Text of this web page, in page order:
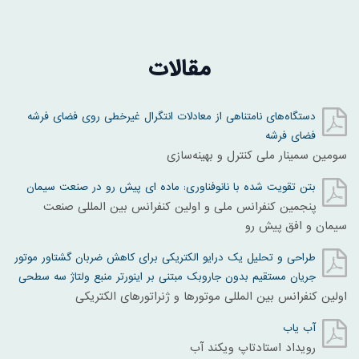
مقالات
دستگاه‌های نامتناهی از معادلات انتگرال غیرخطی روی فضای فرشه
فضای فرشه
سومین سمینار ملی کنترل و بهینه‌سازی
بتن تقویت شده با نانوفناوری: ماده ای پیش رو در صنعت سیمان
پنجمین کنفرانس ملی و اولین کنفرانس بین المللی صنعت
سیمان و افق پیش رو
طراحی و تحلیل یک درایو الکتریکی برای کاهش ضربان گشتاور موتور
جریان مستقیم بدون جاروبک مبتنی بر اینورتر منبع ولتاژ سه سطحی
اولین کنفرانس بین المللی موتورها و ژنراتورهای الکتریکی
آب یاب
رویداد استادتاپ ویکند آب